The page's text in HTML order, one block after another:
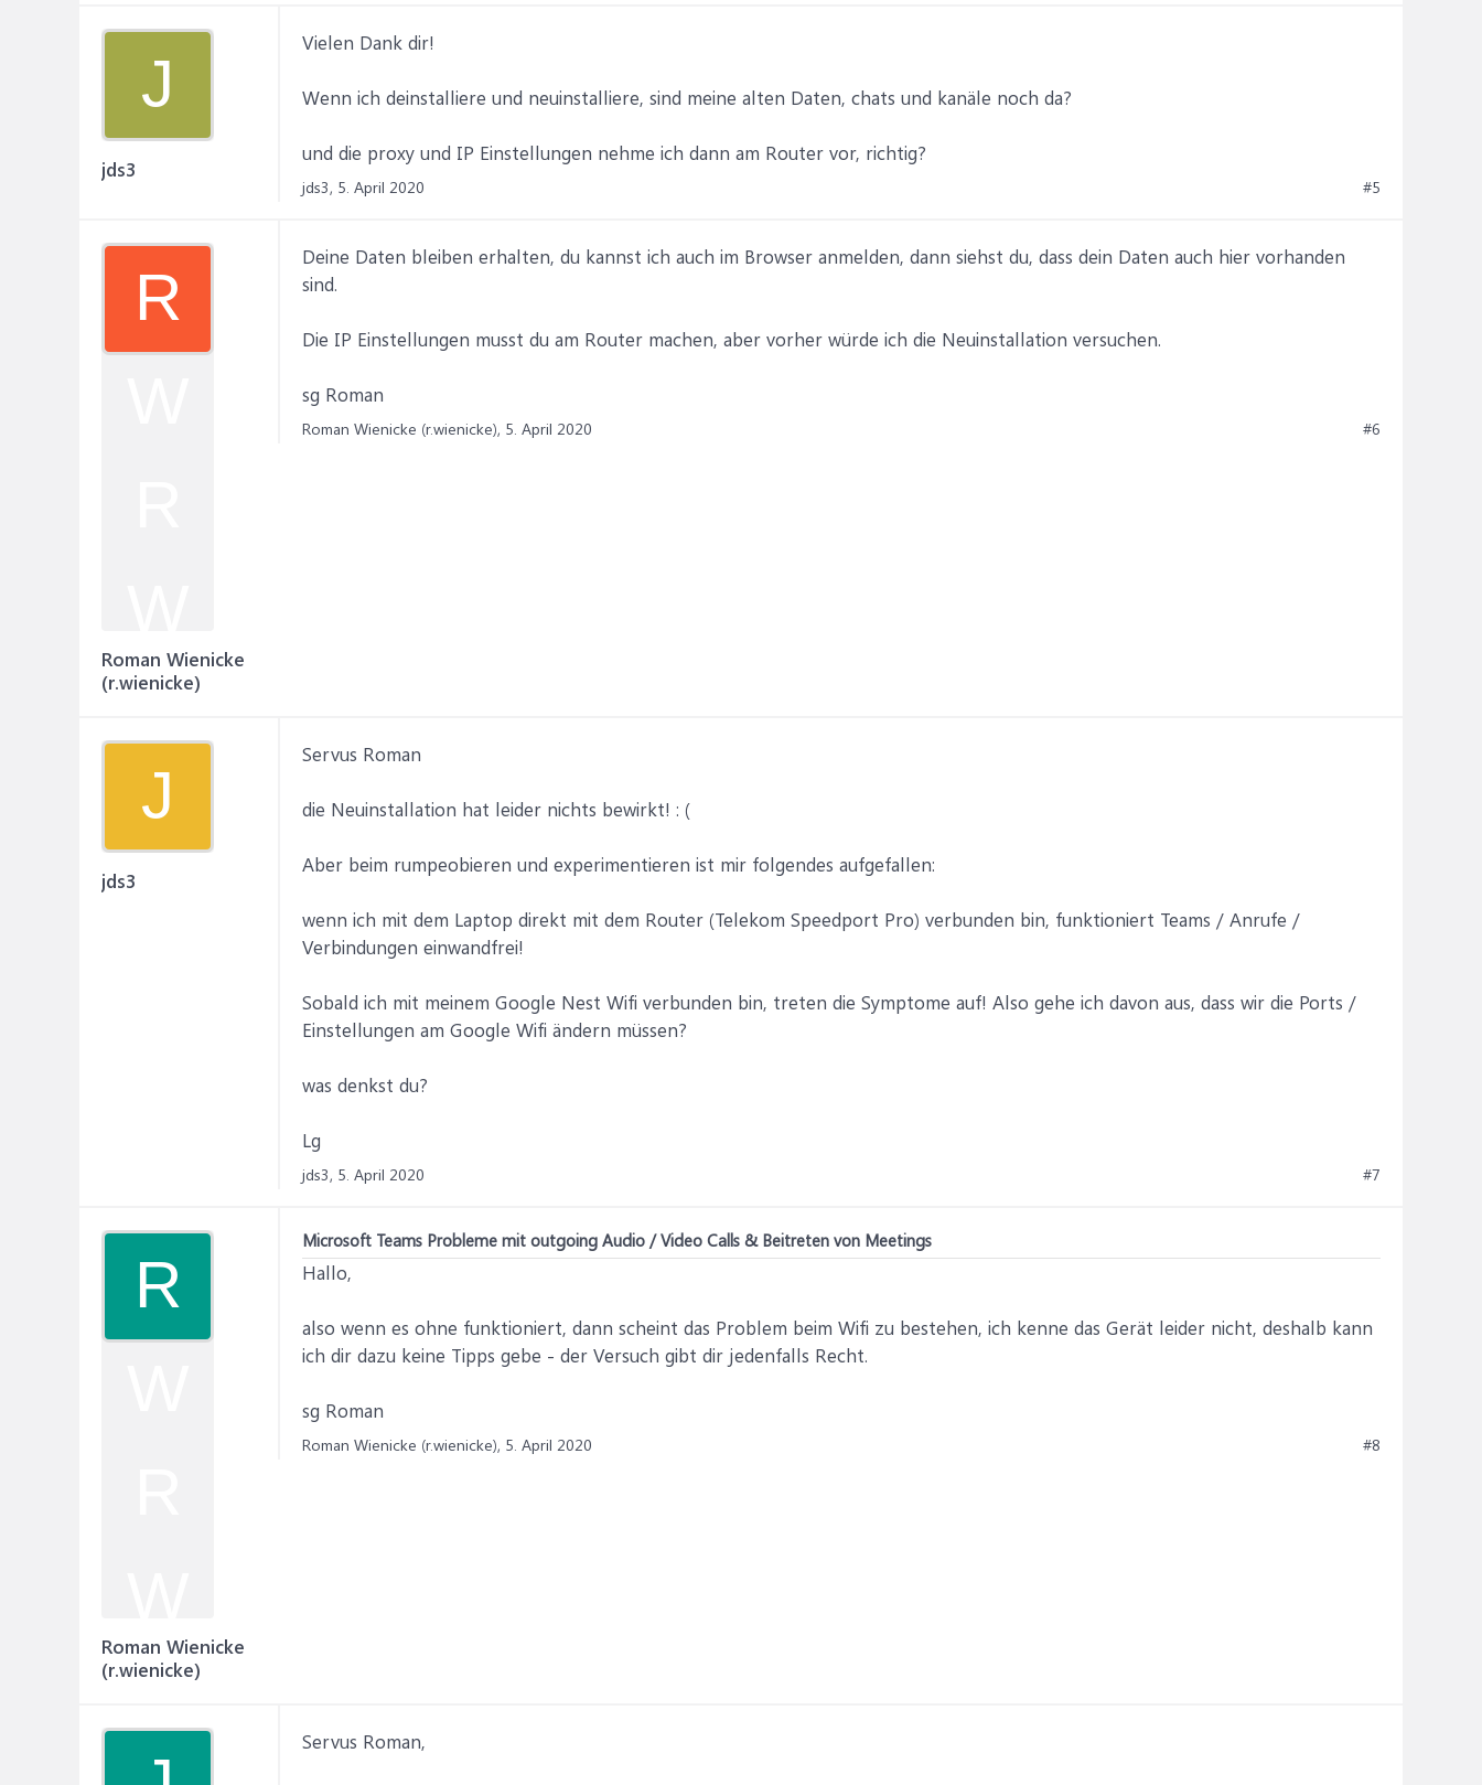
J
jds3
Vielen Dank dir!
Wenn ich deinstalliere und neuinstalliere, sind meine alten Daten, chats und kanäle noch da?
und die proxy und IP Einstellungen nehme ich dann am Router vor, richtig?
jds3, 5. April 2020 #5
R
Roman Wienicke
(r.wienicke)
Deine Daten bleiben erhalten, du kannst ich auch im Browser anmelden, dann siehst du, dass dein Daten auch hier vorhanden
sind.
Die IP Einstellungen musst du am Router machen, aber vorher würde ich die Neuinstallation versuchen.
sg Roman
Roman Wienicke (r.wienicke), 5. April 2020 #6
J
jds3
Servus Roman
die Neuinstallation hat leider nichts bewirkt! : (
Aber beim rumpeobieren und experimentieren ist mir folgendes aufgefallen:
wenn ich mit dem Laptop direkt mit dem Router (Telekom Speedport Pro) verbunden bin, funktioniert Teams / Anrufe /
Verbindungen einwandfrei!
Sobald ich mit meinem Google Nest Wifi verbunden bin, treten die Symptome auf! Also gehe ich davon aus, dass wir die Ports /
Einstellungen am Google Wifi ändern müssen?
was denkst du?
Lg
jds3, 5. April 2020 #7
R
Roman Wienicke
(r.wienicke)
Microsoft Teams Probleme mit outgoing Audio / Video Calls & Beitreten von Meetings
Hallo,
also wenn es ohne funktioniert, dann scheint das Problem beim Wifi zu bestehen, ich kenne das Gerät leider nicht, deshalb kann
ich dir dazu keine Tipps gebe - der Versuch gibt dir jedenfalls Recht.
sg Roman
Roman Wienicke (r.wienicke), 5. April 2020 #8
Servus Roman,